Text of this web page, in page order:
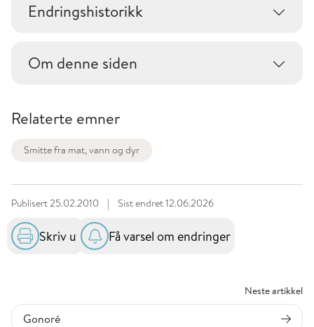
Endringshistorikk
Om denne siden
Relaterte emner
Smitte fra mat, vann og dyr
Publisert25.02.2010 | Sist endret12.06.2026
Skriv ut Få varsel om endringer
Neste artikkel
Gonoré